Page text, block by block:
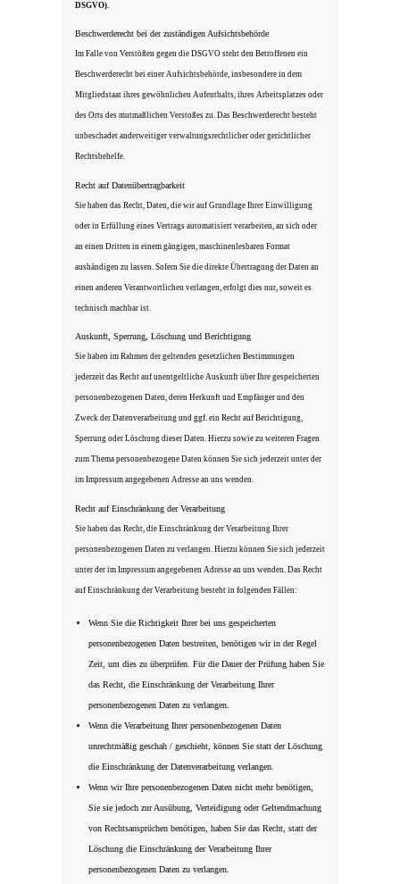
DSGVO).
Beschwerderecht bei der zuständigen Aufsichtsbehörde
Im Falle von Verstößen gegen die DSGVO steht den Betroffenen ein
Beschwerderecht bei einer Aufsichtsbehörde, insbesondere in dem
Mitgliedstaat ihres gewöhnlichen Aufenthalts, ihres Arbeitsplatzes oder
des Orts des mutmaßlichen Verstoßes zu. Das Beschwerderecht besteht
unbeschadet anderweitiger verwaltungsrechtlicher oder gerichtlicher
Rechtsbehelfe.
Recht auf Datenübertragbarkeit
Sie haben das Recht, Daten, die wir auf Grundlage Ihrer Einwilligung
oder in Erfüllung eines Vertrags automatisiert verarbeiten, an sich oder
an einen Dritten in einem gängigen, maschinenlesbaren Format
aushändigen zu lassen. Sofern Sie die direkte Übertragung der Daten an
einen anderen Verantwortlichen verlangen, erfolgt dies nur, soweit es
technisch machbar ist.
Auskunft, Sperrung, Löschung und Berichtigung
Sie haben im Rahmen der geltenden gesetzlichen Bestimmungen
jederzeit das Recht auf unentgeltliche Auskunft über Ihre gespeicherten
personenbezogenen Daten, deren Herkunft und Empfänger und den
Zweck der Datenverarbeitung und ggf. ein Recht auf Berichtigung,
Sperrung oder Löschung dieser Daten. Hierzu sowie zu weiteren Fragen
zum Thema personenbezogene Daten können Sie sich jederzeit unter der
im Impressum angegebenen Adresse an uns wenden.
Recht auf Einschränkung der Verarbeitung
Sie haben das Recht, die Einschränkung der Verarbeitung Ihrer
personenbezogenen Daten zu verlangen. Hierzu können Sie sich jederzeit
unter der im Impressum angegebenen Adresse an uns wenden. Das Recht
auf Einschränkung der Verarbeitung besteht in folgenden Fällen:
Wenn Sie die Richtigkeit Ihrer bei uns gespeicherten
personenbezogenen Daten bestreiten, benötigen wir in der Regel
Zeit, um dies zu überprüfen. Für die Dauer der Prüfung haben Sie
das Recht, die Einschränkung der Verarbeitung Ihrer
personenbezogenen Daten zu verlangen.
Wenn die Verarbeitung Ihrer personenbezogenen Daten
unrechtmäßig geschah / geschieht, können Sie statt der Löschung
die Einschränkung der Datenverarbeitung verlangen.
Wenn wir Ihre personenbezogenen Daten nicht mehr benötigen,
Sie sie jedoch zur Ausübung, Verteidigung oder Geltendmachung
von Rechtsansprüchen benötigen, haben Sie das Recht, statt der
Löschung die Einschränkung der Verarbeitung Ihrer
personenbezogenen Daten zu verlangen.